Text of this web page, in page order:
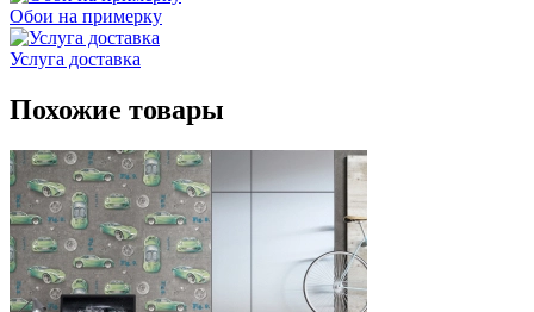
Обои на примерку
Услуга доставка
Похожие товары